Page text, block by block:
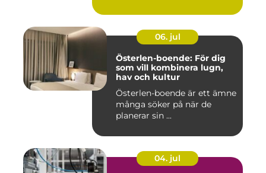
06. jul
Österlen-boende: För dig
som vill kombinera lugn,
hav och kultur
Österlen-boende är ett ämne
många söker på när de
planerar sin ...
04. jul